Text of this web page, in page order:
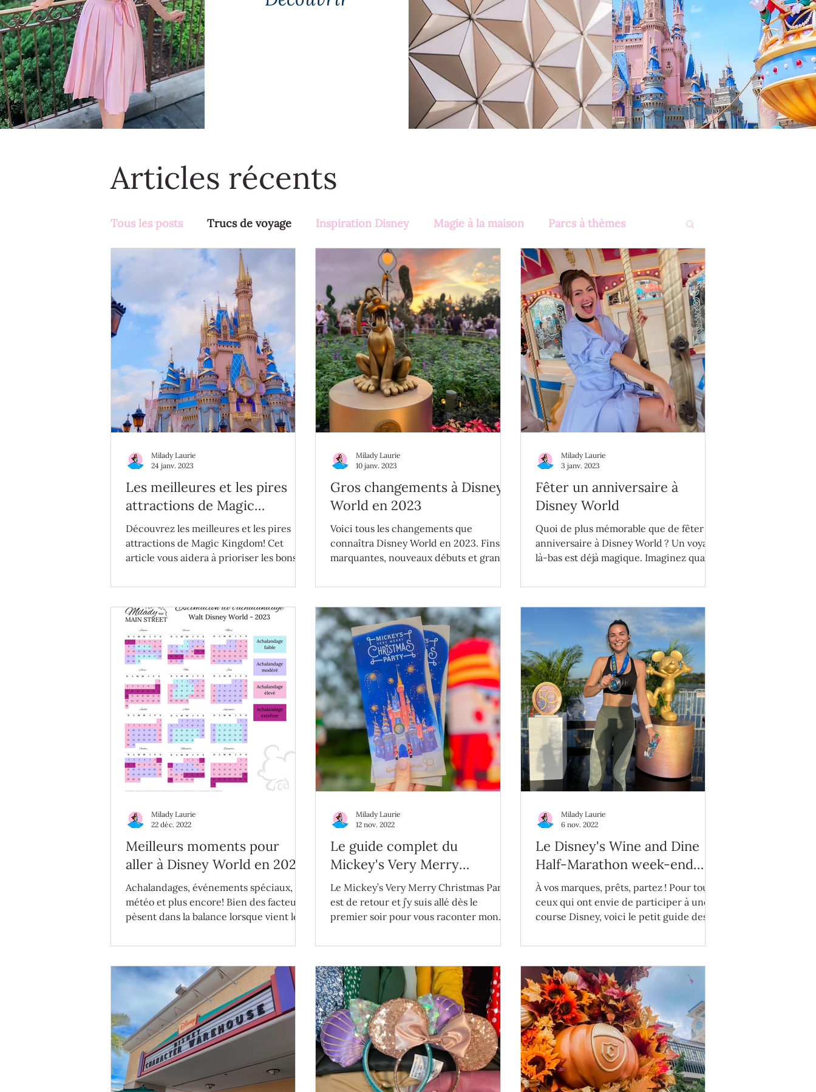
Articles récents
Tous les posts Trucs de voyage Inspiration Disney Magie à la maison Parcs à thèmes
Activités en famille
Les meilleures et les pires
attractions de Magic
Kingdom
Découvrez les meilleures et les pires
attractions de Magic Kingdom! Cet
article vous aidera à prioriser les bons
Milady Laurie
24 janv. 2023
Gros changements à Disney
World en 2023
Voici tous les changements que
connaîtra Disney World en 2023. Fins
marquantes, nouveaux débuts et grands
Milady Laurie
10 janv. 2023
Fêter un anniversaire à
Disney World
Quoi de plus mémorable que de fêter un
anniversaire à Disney World ? Un voyage
là-bas est déjà magique. Imaginez quand
Milady Laurie
3 janv. 2023
Meilleurs moments pour
aller à Disney World en 2023
Achalandages, événements spéciaux,
météo et plus encore! Bien des facteurs
pèsent dans la balance lorsque vient le
Milady Laurie
22 déc. 2022
Le guide complet du
Mickey's Very Merry
Christmas Party 2022
Le Mickey’s Very Merry Christmas Party
est de retour et j’y suis allé dès le
premier soir pour vous raconter mon
Milady Laurie
12 nov. 2022
Le Disney's Wine and Dine
Half-Marathon week-end
2022
À vos marques, prêts, partez ! Pour tous
ceux qui ont envie de participer à une
course Disney, voici le petit guide des
Milady Laurie
6 nov. 2022